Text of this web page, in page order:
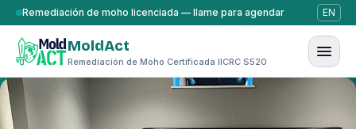
Saltar al contenido
Remediación de moho licenciada — llame para agendar EN
MoldAct
Remediación de Moho Certificada IICRC S520